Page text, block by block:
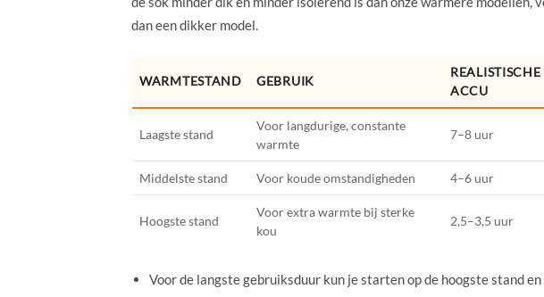
dan een dikker model.
WARMTESTAND GEBRUIK
ACCU
Laagste stand
Voor langdurige, constante
warmte
7–8 uur
Middelste stand Voor koude omstandigheden 4–6 uur
Hoogste stand
Voor extra warmte bij sterke
kou
2,5–3,5 uur
Voor de langste gebruiksduur kun je starten op de hoogste stand